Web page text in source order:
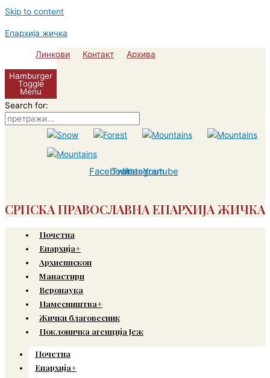
Skip to content
Епархија жичка
Линкови Контакт Архива
Hamburger
Toggle
Menu
Search for:
Facebook
Twitter
Instagram
Youtube
СРПСКА ПРАВОСЛАВНА ЕПАРХИЈА ЖИЧКА
Почетна
Епархија+
Архиепископ
Манастири
Веронаука
Намесништва+
Жички благовесник
Поклоничка агенција Јеж
Почетна
Епархија+